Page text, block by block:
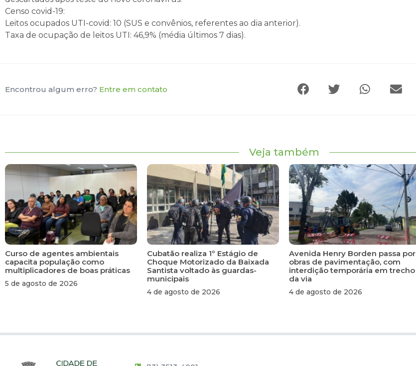
Censo covid-19:
Leitos ocupados UTI-covid: 10 (SUS e convênios, referentes ao dia anterior).
Taxa de ocupação de leitos UTI: 46,9% (média últimos 7 dias).
Encontrou algum erro? Entre em contato
Veja também
Curso de agentes ambientais
capacita população como
multiplicadores de boas práticas
5 de agosto de 2026
Cubatão realiza 1º Estágio de
Choque Motorizado da Baixada
Santista voltado às guardas-
municipais
4 de agosto de 2026
Avenida Henry Borden passa por
obras de pavimentação, com
interdição temporária em trecho
da via
4 de agosto de 2026